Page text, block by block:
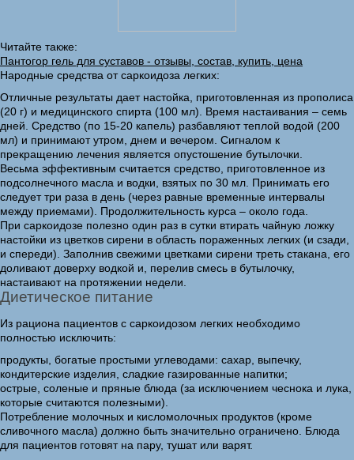
Читайте также:
Пантогор гель для суставов - отзывы, состав, купить, цена
Народные средства от саркоидоза легких:
Отличные результаты дает настойка, приготовленная из прополиса
(20 г) и медицинского спирта (100 мл). Время настаивания – семь
дней. Средство (по 15-20 капель) разбавляют теплой водой (200
мл) и принимают утром, днем и вечером. Сигналом к
прекращению лечения является опустошение бутылочки.
Весьма эффективным считается средство, приготовленное из
подсолнечного масла и водки, взятых по 30 мл. Принимать его
следует три раза в день (через равные временные интервалы
между приемами). Продолжительность курса – около года.
При саркоидозе полезно один раз в сутки втирать чайную ложку
настойки из цветков сирени в область пораженных легких (и сзади,
и спереди). Заполнив свежими цветками сирени треть стакана, его
доливают доверху водкой и, перелив смесь в бутылочку,
настаивают на протяжении недели.
Диетическое питание
Из рациона пациентов с саркоидозом легких необходимо
полностью исключить:
продукты, богатые простыми углеводами: сахар, выпечку,
кондитерские изделия, сладкие газированные напитки;
острые, соленые и пряные блюда (за исключением чеснока и лука,
которые считаются полезными).
Потребление молочных и кисломолочных продуктов (кроме
сливочного масла) должно быть значительно ограничено. Блюда
для пациентов готовят на пару, тушат или варят.